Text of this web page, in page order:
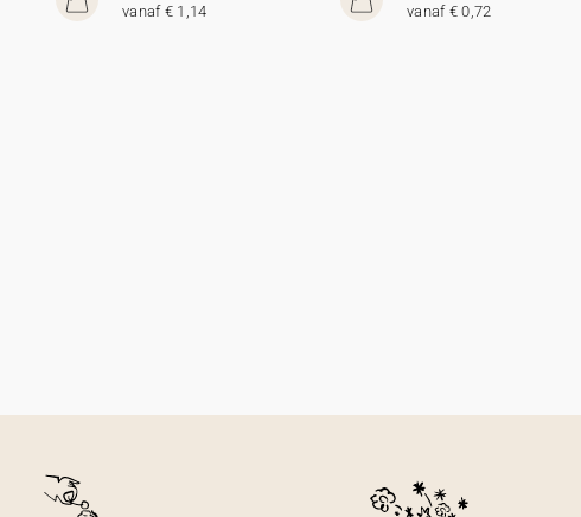
vanaf € 1,14 vanaf € 0,72